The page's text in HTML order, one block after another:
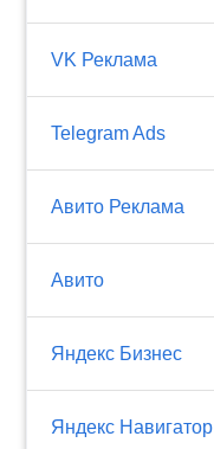
VK Реклама
Telegram Ads
Авито Реклама
Авито
Яндекс Бизнес
Яндекс Навигатор